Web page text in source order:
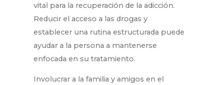
vital para la recuperación de la adicción.
Reducir el acceso a las drogas y
establecer una rutina estructurada puede
ayudar a la persona a mantenerse
enfocada en su tratamiento.
Involucrar a la familia y amigos en el